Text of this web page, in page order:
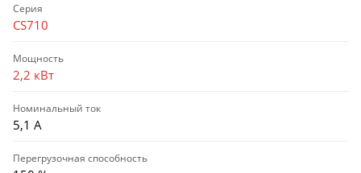
Серия
CS710
Мощность
2,2 кВт
Номинальный ток
5,1 А
Перегрузочная способность